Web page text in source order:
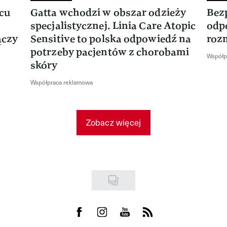
Gatta wchodzi w obszar odzieży
specjalistycznej. Linia Care Atopic
Sensitive to polska odpowiedź na
potrzeby pacjentów z chorobami
skóry
Współpraca reklamowa
Zobacz więcej
Visit us on Facebook
Visit us on Instagram
Visit us on Youtube
Visit us on Rss